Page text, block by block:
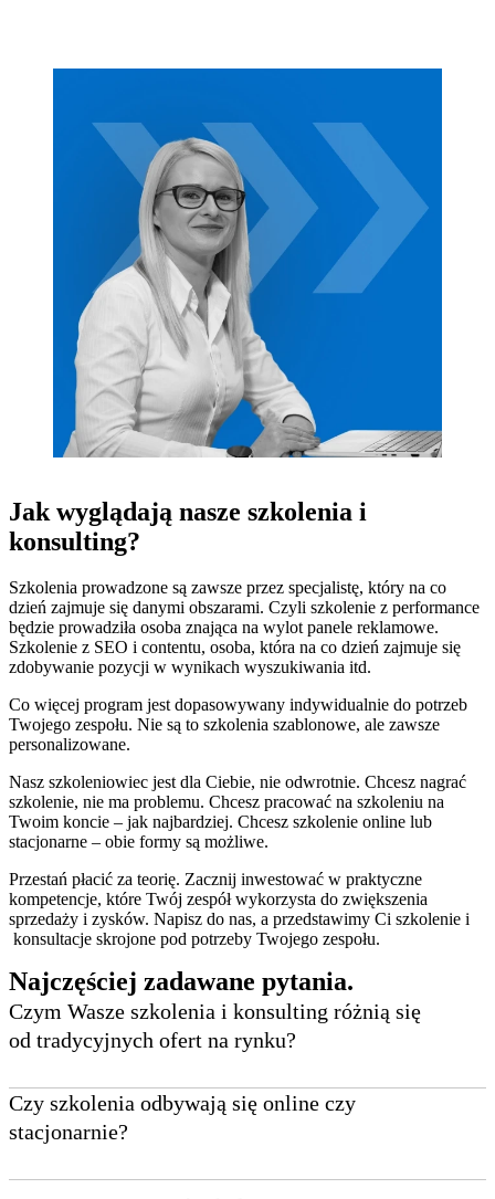
Jak wyglądają nasze szkolenia i
konsulting?
Szkolenia prowadzone są zawsze przez specjalistę, który na co
dzień zajmuje się danymi obszarami. Czyli szkolenie z performance
będzie prowadziła osoba znająca na wylot panele reklamowe.
Szkolenie z SEO i contentu, osoba, która na co dzień zajmuje się
zdobywanie pozycji w wynikach wyszukiwania itd.
Co więcej program jest dopasowywany indywidualnie do potrzeb
Twojego zespołu. Nie są to szkolenia szablonowe, ale zawsze
personalizowane.
Nasz szkoleniowiec jest dla Ciebie, nie odwrotnie. Chcesz nagrać
szkolenie, nie ma problemu. Chcesz pracować na szkoleniu na
Twoim koncie – jak najbardziej. Chcesz szkolenie online lub
stacjonarne – obie formy są możliwe.
Przestań płacić za teorię. Zacznij inwestować w praktyczne
kompetencje, które Twój zespół wykorzysta do zwiększenia
sprzedaży i zysków. Napisz do nas, a przedstawimy Ci szkolenie i
konsultacje skrojone pod potrzeby Twojego zespołu.
Najczęściej zadawane pytania.
Czym Wasze szkolenia i konsulting różnią się
od tradycyjnych ofert na rynku?
Zamiast zasypywać Cię setkami slajdów z teorią, koncentrujemy się
na transferze praktycznej, sprawdzonej w boju wiedzy i
konkretnych narzędzi, które sami stosujemy do generowania
Czy szkolenia odbywają się online czy
stacjonarnie?
Oferujemy obie formy. Dostosowujemy się do Twoich preferencji –